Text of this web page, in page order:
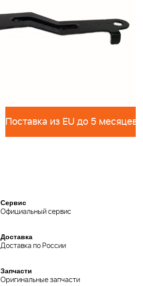
Поставка из EU до 5 месяцев
Сервис
Официальный сервис
Доставка
Доставка по России
Запчасти
Оригинальные запчасти